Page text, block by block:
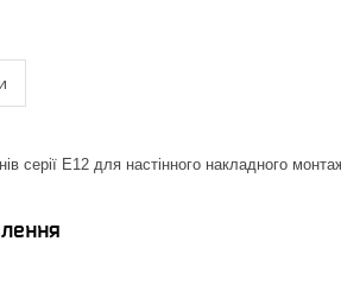
серії E12 для настінного накладного